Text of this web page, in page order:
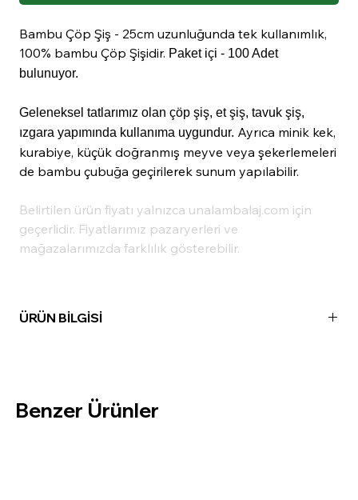
Bambu Çöp Şiş - 25cm uzunluğunda tek kullanımlık,
100% bambu Çöp Şişidir. Paket içi - 100 Adet
bulunuyor.
Geleneksel tatlarımız olan çöp şiş, et şiş, tavuk şiş,
ızgara yapımında kullanıma uygundur. Ayrıca minik kek,
kurabiye, küçük doğranmış meyve veya şekerlemeleri
de bambu çubuğa geçirilerek sunum yapılabilir.
Belirtilen ürün fiyatı yalnızca unalambalaj.com için
geçerlidir. Fiyatlarımız pazaryerleri ve
mağazalarımızda farklılık gösterebilir.
ÜRÜN BİLGİSİ
Benzer Ürünler